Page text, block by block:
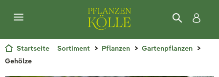
Startseite Sortiment Pflanzen
Gartenpflanzen
Gehölze